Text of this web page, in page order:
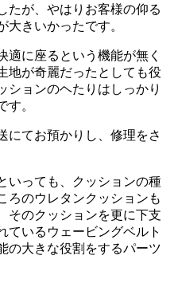
たが、やはりお客様の仰る
大きいかったです。
適に座るという機能が無く
地が奇麗だったとしても役
ションのヘたりはしっかり
す。
にてお預かりし、修理をさ
いっても、クッションの種
ろのウレタンクッションも
そのクッションを更に下支
ているウェービングベルト
の大きな役割をするパーツ